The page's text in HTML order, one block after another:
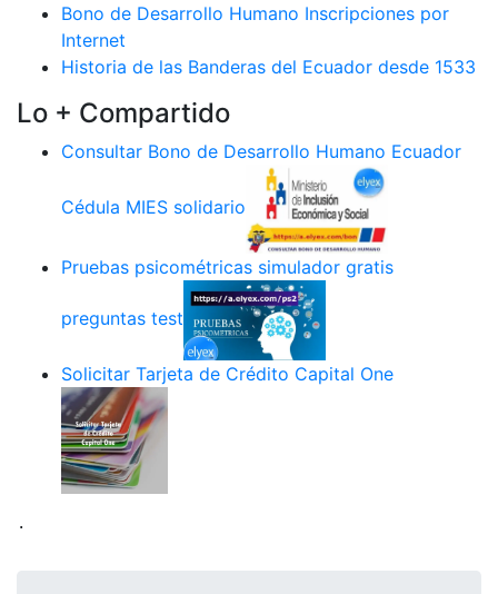
Bono de Desarrollo Humano Inscripciones por
Internet
Historia de las Banderas del Ecuador desde 1533
Lo + Compartido
Consultar Bono de Desarrollo Humano Ecuador
Cédula MIES solidario
Pruebas psicométricas simulador gratis
preguntas test
Solicitar Tarjeta de Crédito Capital One
.